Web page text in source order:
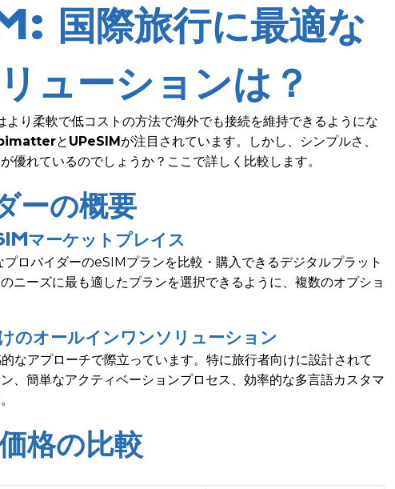
国際旅行に最適な
ューションは？
り柔軟で低コストの方法で海外でも接続を維持できるようにな
と UPeSIMが注目されています。しかし、シンプルさ、
優れているのでしょうか？ここで詳しく比較します。
ーの概要
ーケットプレイス
プロバイダーのeSIMプランを比較・購入できるデジタルプラット
ニーズに最も適したプランを選択できるように、複数のオプショ
オールインワンソリューション
なアプローチで際立っています。特に旅行者向けに設計されて
、簡単なアクティベーションプロセス、効率的な多言語カスタマ
格の比較